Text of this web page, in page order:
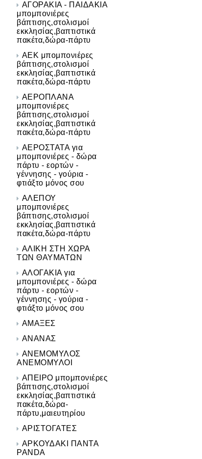
ΑΓΟΡΑΚΙΑ - ΠΑΙΔΑΚΙΑ
μπομπονιέρες
βάπτισης,στολισμοί
εκκλησίας,βαπτιστικά
πακέτα,δώρα-πάρτυ
ΑΕΚ μπομπονιέρες
βάπτισης,στολισμοί
εκκλησίας,βαπτιστικά
πακέτα,δώρα-πάρτυ
ΑΕΡΟΠΛΑΝΑ
μπομπονιέρες
βάπτισης,στολισμοί
εκκλησίας,βαπτιστικά
πακέτα,δώρα-πάρτυ
ΑΕΡΟΣΤΑΤΑ για
μπομπονιέρες - δώρα
πάρτυ - εορτών -
γέννησης - γούρια -
φτιάξτο μόνος σου
ΑΛΕΠΟΥ
μπομπονιέρες
βάπτισης,στολισμοί
εκκλησίας,βαπτιστικά
πακέτα,δώρα-πάρτυ
ΑΛΙΚΗ ΣΤΗ ΧΩΡΑ
ΤΩΝ ΘΑΥΜΑΤΩΝ
ΑΛΟΓΑΚΙΑ για
μπομπονιέρες - δώρα
πάρτυ - εορτών -
γέννησης - γούρια -
φτιάξτο μόνος σου
ΑΜΑΞΕΣ
ΑΝΑΝΑΣ
ΑΝΕΜΟΜΥΛΟΣ
ΑΝΕΜΟΜΥΛΟΙ
ΑΠΕΙΡΟ μπομπονιέρες
βάπτισης,στολισμοί
εκκλησίας,βαπτιστικά
πακέτα,δώρα-
πάρτυ,μαιευτηρίου
ΑΡΙΣΤΟΓΑΤΕΣ
ΑΡΚΟΥΔΑΚΙ ΠΑΝΤΑ
PANDA